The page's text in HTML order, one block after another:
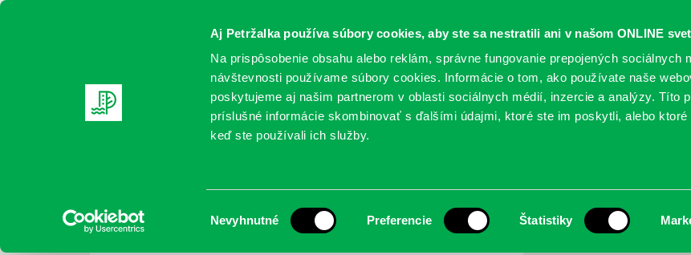
Aj Petržalka používa súbory cookies, aby ste sa nestratili ani v našom ONLINE
Na prispôsobenie obsahu alebo reklám, správne fungovanie prepojených sociálnych
návštevnosti používame súbory cookies. Informácie o tom, ako používate naše
poskytujeme aj našim partnerom v oblasti sociálnych médií, inzercie a analýzy. Títo
príslušné informácie skombinovať s ďalšími údajmi, ktoré ste im poskytli, alebo
keď ste používali ich služby.
súhlasu
Nevyhnutné Preferencie Štatistiky
REGISTRUJTE SA ONLINE KATALÓGY SLUŽBY PODUJATIA POBOČKY O
Chapman, Simon: Rieky